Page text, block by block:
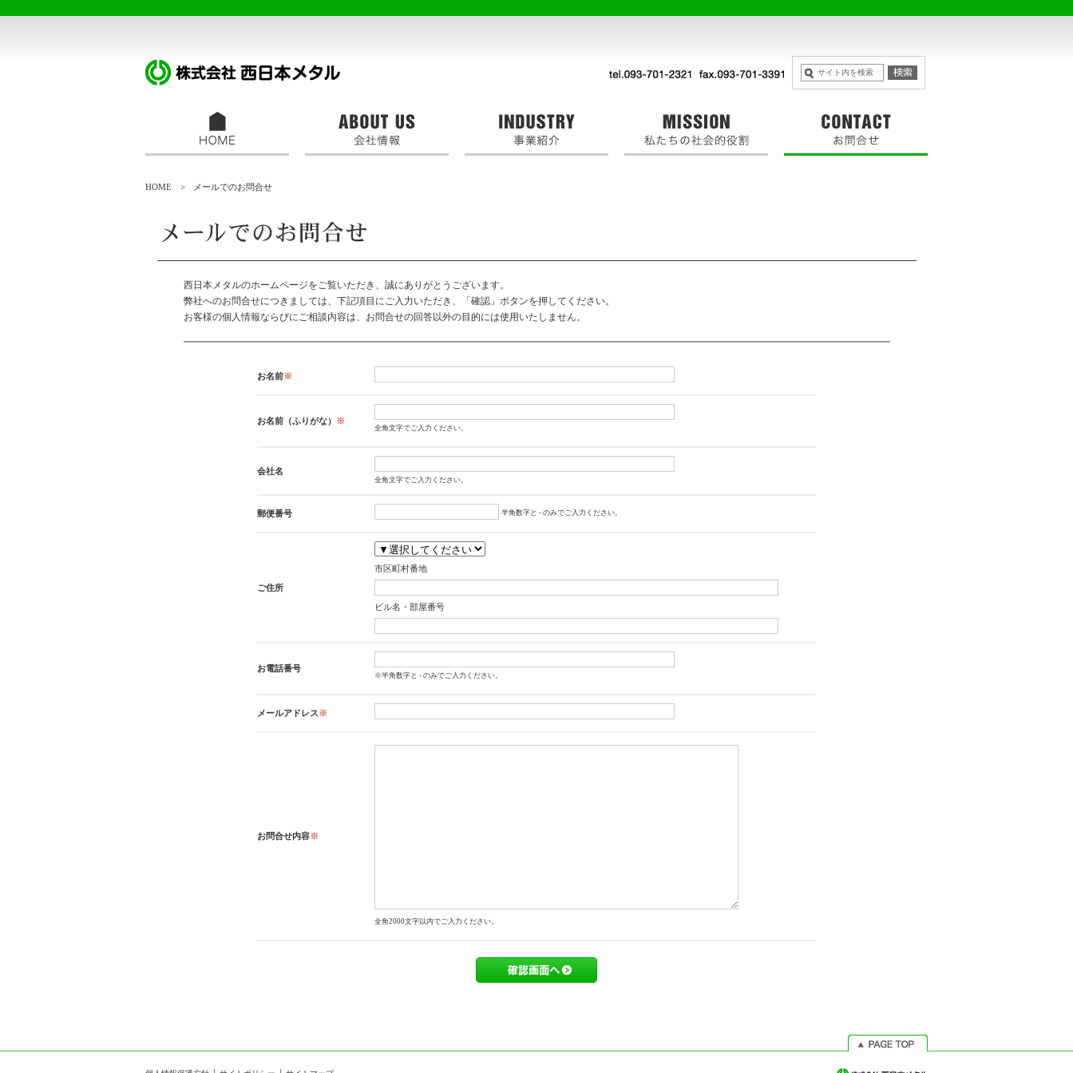
HOME > メールでのお問合せ
西日本メタルのホームページをご覧いただき、誠にありがとうございます。
弊社へのお問合せにつきましては、下記項目にご入力いただき、「確認」ボタンを押してください。
お客様の個人情報ならびにご相談内容は、お問合せの回答以外の目的には使用いたしません。
お名前※
お名前（ふりがな） ※
全角文字でご入力ください。
会社名
全角文字でご入力ください。
郵便番号 半角数字と - のみでご入力ください。
ご住所
市区町村番地
ビル名・部屋番号
お電話番号
※半角数字と - のみでご入力ください。
メールアドレス※
お問合せ内容※
全角2000文字以内でご入力ください。